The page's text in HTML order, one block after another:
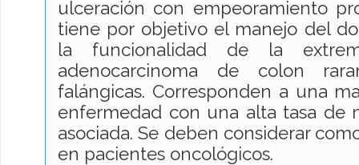
ulceración con empeoramiento
tiene por objetivo el manejo del
la funcionalidad de la
adenocarcinoma de colon
falángicas. Corresponden a una
enfermedad con una alta tasa de
asociada. Se deben considerar
en pacientes oncológicos.